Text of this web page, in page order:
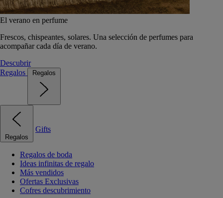
El verano en perfume
Frescos, chispeantes, solares. Una selección de perfumes para
acompañar cada día de verano.
Descubrir
Regalos
Regalos
Regalos
Gifts
Regalos de boda
Ideas infinitas de regalo
Más vendidos
Ofertas Exclusivas
Cofres descubrimiento